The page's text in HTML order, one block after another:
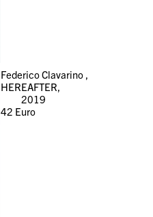
Federico Clavarino ,
HEREAFTER,
2019
42 Euro